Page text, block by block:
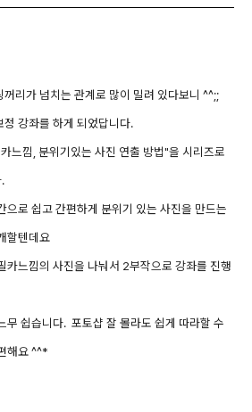
꺼리가 넘치는 관계로 많이 밀려 있다보니 ^^;;
정 강좌를 하게 되었답니다.
느낌, 분위기있는 사진 연출 방법"을 시리즈로
으로 쉽고 간편하게 분위기 있는 사진을 만드는
할텐데요
카느낌의 사진을 나눠서 2부작으로 강좌를 진행
무 쉽습니다. 포토샵 잘 몰라도 쉽게 따라할 수
해요 ^^*